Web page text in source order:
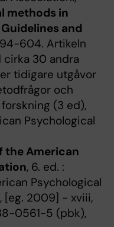
methods in
Guidelines and
604. Artikeln
cirka 30 andra
tidigare utgåvor
och
(3 ed),
Psychological
the American
, 6. ed. :
Psychological
[eg. 2009] - xviii,
0561-5 (pbk),